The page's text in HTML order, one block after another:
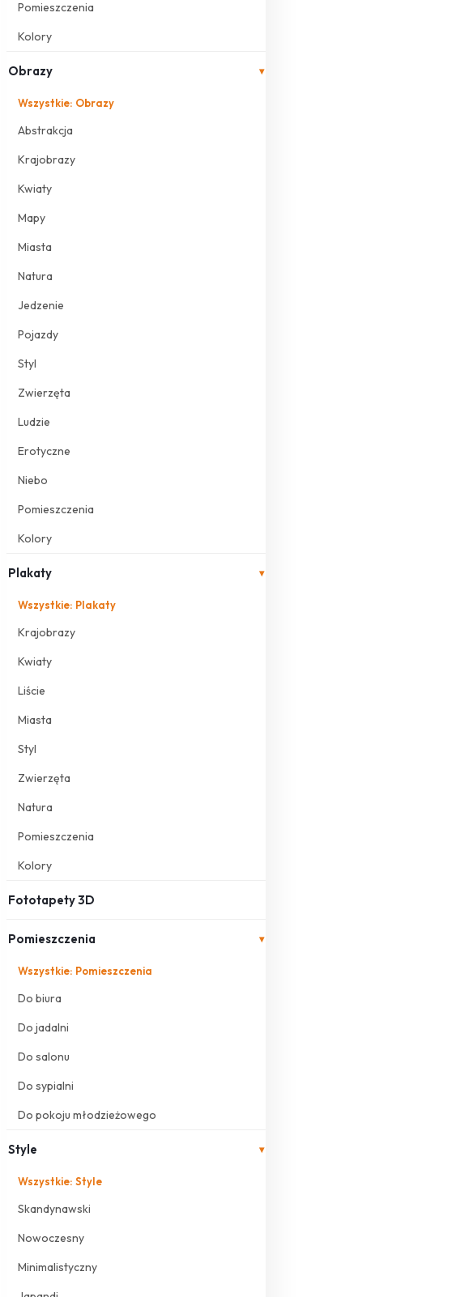
Pomieszczenia
Kolory
Obrazy ▾
Wszystkie: Obrazy
Abstrakcja
Krajobrazy
Kwiaty
Mapy
Miasta
Natura
Jedzenie
Pojazdy
Styl
Zwierzęta
Ludzie
Erotyczne
Niebo
Pomieszczenia
Kolory
Plakaty ▾
Wszystkie: Plakaty
Krajobrazy
Kwiaty
Liście
Miasta
Styl
Zwierzęta
Natura
Pomieszczenia
Kolory
Fototapety 3D
Pomieszczenia ▾
Wszystkie: Pomieszczenia
Do biura
Do jadalni
Do salonu
Do sypialni
Do pokoju młodzieżowego
Style ▾
Wszystkie: Style
Skandynawski
Nowoczesny
Minimalistyczny